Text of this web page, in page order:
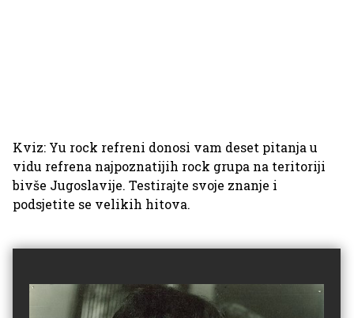
Kviz: Yu rock refreni donosi vam deset pitanja u
vidu refrena najpoznatijih rock grupa na teritoriji
bivše Jugoslavije. Testirajte svoje znanje i
podsjetite se velikih hitova.